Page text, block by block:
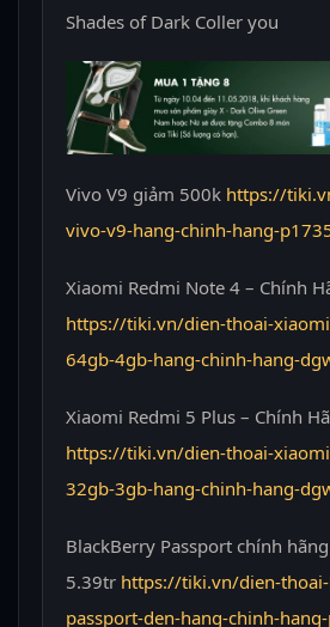
Shades of Dark Coller you
Vivo V9 giảm 500k https://
vivo-v9-hang-chinh-hang-
Xiaomi Redmi Note 4 – Chính
https://tiki.vn/dien-thoai-
64gb-4gb-hang-chinh-hang-
Xiaomi Redmi 5 Plus – Chính
https://tiki.vn/dien-thoai-
32gb-3gb-hang-chinh-hang-
BlackBerry Passport chính
5.39tr https://tiki.vn/dien-
passport-den-hang-chinh-